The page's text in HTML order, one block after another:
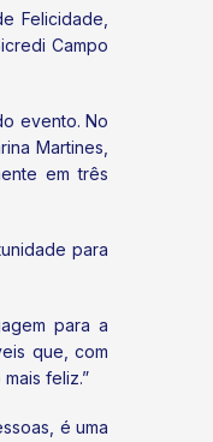
Felicidade,
Campo
evento. No
Martines,
em três
para
para a
que, com
feliz.”
é uma